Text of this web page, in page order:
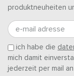
produktneuheiten
e-mail adresse
ich habe die
mich damit
jederzeit per mail